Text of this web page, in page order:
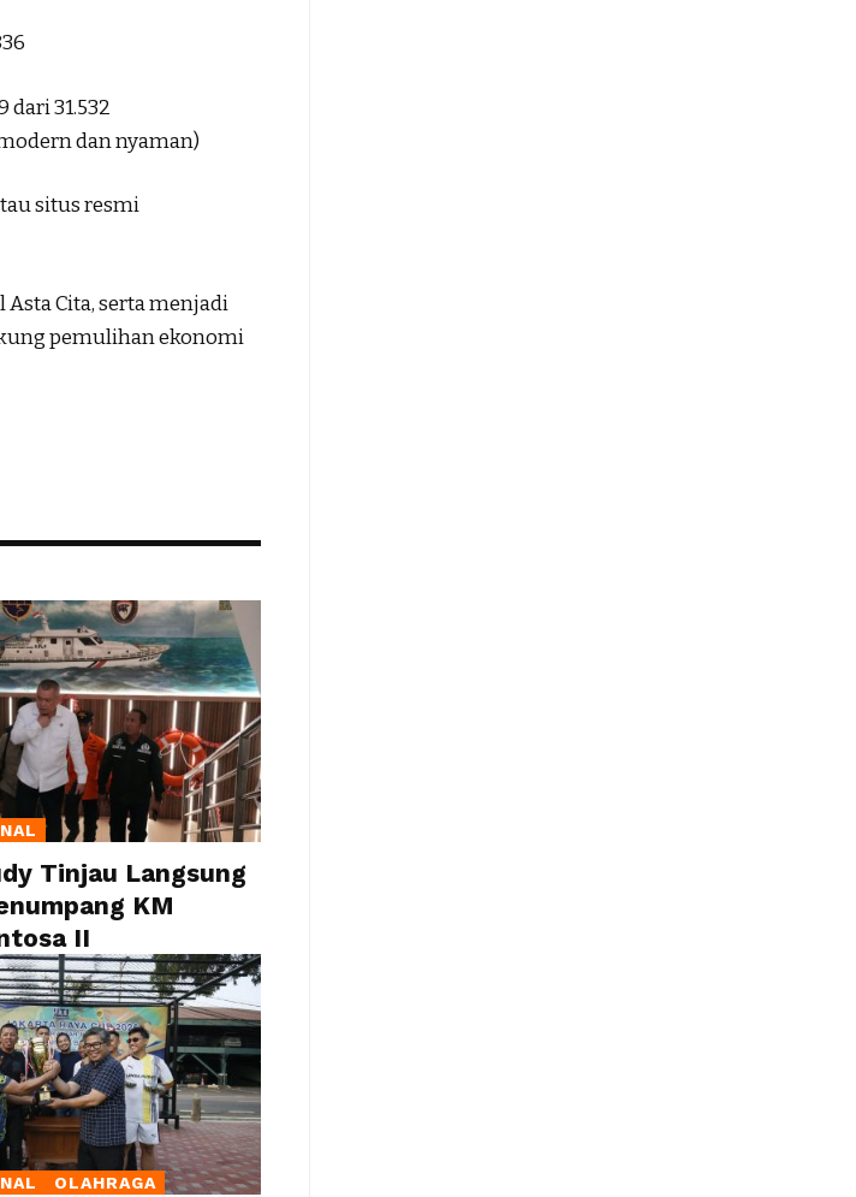
dari 31.532
dan nyaman)
situs resmi
Cita, serta menjadi
pemulihan ekonomi
Tinjau Langsung
KM
II
OLAHRAGA